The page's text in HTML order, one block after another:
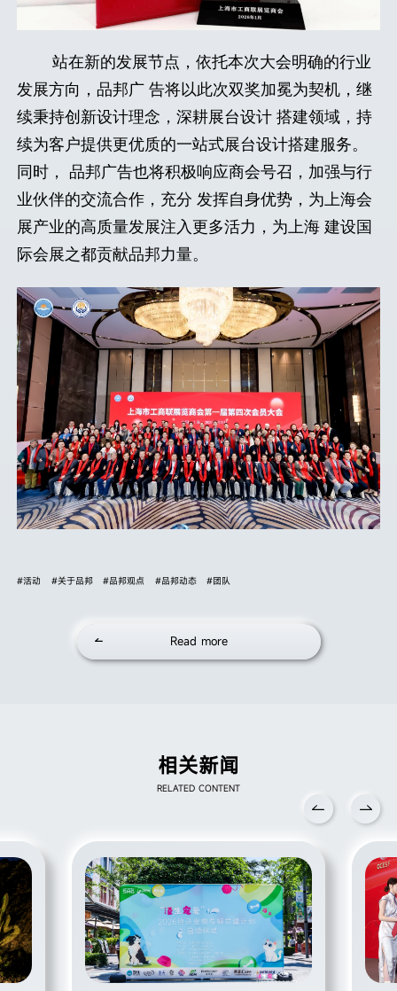
站在新的发展节点，依托本次大会明确的行业
发展方向，品邦广 告将以此次双奖加冕为契机，继
续秉持创新设计理念，深耕展台设计 搭建领域，持
续为客户提供更优质的一站式展台设计搭建服务。
同时， 品邦广告也将积极响应商会号召，加强与行
业伙伴的交流合作，充分 发挥自身优势，为上海会
展产业的高质量发展注入更多活力，为上海 建设国
际会展之都贡献品邦力量。
#活动 #关于品邦 #品邦观点 #品邦动态 #团队
Read more
相关新闻
RELATED CONTENT